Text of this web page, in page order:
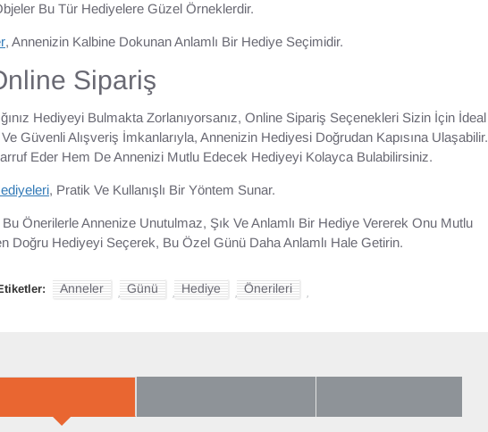
Bu Tür Hediyelere Güzel Örneklerdir.
, Annenizin Kalbine Dokunan Anlamlı Bir Hediye Seçimidir.
Sipariş
Hediyeyi Bulmakta Zorlanıyorsanız, Online Sipariş Seçenekleri Sizin İçin İdeal
Güvenli Alışveriş İmkanlarıyla, Annenizin Hediyesi Doğrudan Kapısına Ulaşabilir.
Eder Hem De Annenizi Mutlu Edecek Hediyeyi Kolayca Bulabilirsiniz.
, Pratik Ve Kullanışlı Bir Yöntem Sunar.
Önerilerle Annenize Unutulmaz, Şık Ve Anlamlı Bir Hediye Vererek Onu Mutlu
Doğru Hediyeyi Seçerek, Bu Özel Günü Daha Anlamlı Hale Getirin.
Anneler Günü Hediye Önerileri